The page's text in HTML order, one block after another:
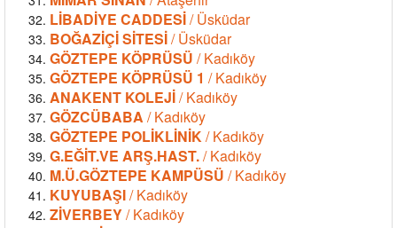
LİBADİYE CADDESİ/ Üsküdar
BOĞAZİÇİ SİTESİ/ Üsküdar
GÖZTEPE KÖPRÜSÜ / Kadıköy
GÖZTEPE KÖPRÜSÜ 1 / Kadıköy
ANAKENT KOLEJİ/ Kadıköy
GÖZCÜBABA / Kadıköy
GÖZTEPE POLİKLİNİK/ Kadıköy
G.EĞİT.VE ARŞ.HAST./ Kadıköy
M.Ü.GÖZTEPE KAMPÜSÜ / Kadıköy
KUYUBAŞI/ Kadıköy
ZİVERBEY/ Kadıköy